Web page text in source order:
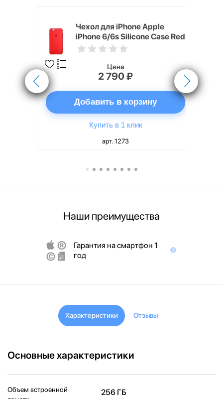
Чехол для iPhone Apple
iPhone 6/6s Silicone Case Red
Цена
2 790 ₽
Добавить в корзину
Купить в 1 клик
арт. 1273
Наши преимущества
Гарантия на смартфон 1
год
Характеристики Отзывы
Основные характеристики
Объем встроенной
256 ГБ